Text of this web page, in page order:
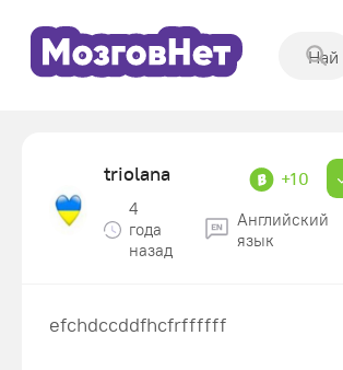
triolana +10
4
года
назад
Английский
язык
efchdccddfhcfrffffff